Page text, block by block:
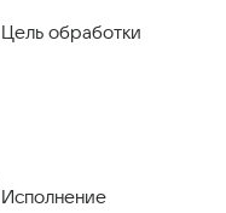
Цель обработки
Исполнение